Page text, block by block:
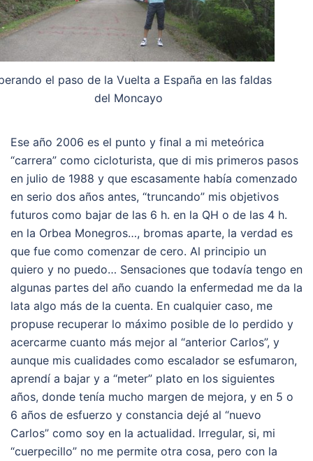
el paso de la Vuelta a España en las faldas
del Moncayo
Ese año 2006 es el punto y final a mi meteórica
“carrera” como cicloturista, que di mis primeros pasos
en julio de 1988 y que escasamente había comenzado
en serio dos años antes, “truncando” mis objetivos
futuros como bajar de las 6 h. en la QH o de las 4 h.
en la Orbea Monegros…, bromas aparte, la verdad es
que fue como comenzar de cero. Al principio un
quiero y no puedo… Sensaciones que todavía tengo en
algunas partes del año cuando la enfermedad me da la
lata algo más de la cuenta. En cualquier caso, me
propuse recuperar lo máximo posible de lo perdido y
acercarme cuanto más mejor al “anterior Carlos”, y
aunque mis cualidades como escalador se esfumaron,
aprendí a bajar y a “meter” plato en los siguientes
años, donde tenía mucho margen de mejora, y en 5 o
6 años de esfuerzo y constancia dejé al “nuevo
Carlos” como soy en la actualidad. Irregular, si, mi
“cuerpecillo” no me permite otra cosa, pero con la